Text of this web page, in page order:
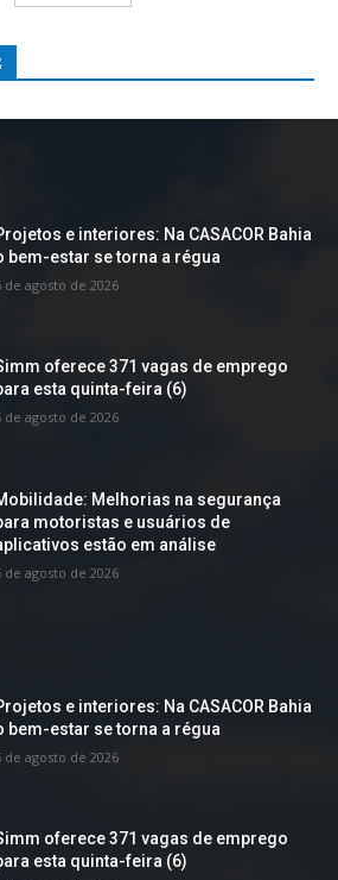
e interiores: Na CASACOR Bahia
bem-estar se torna a régua
de agosto de 2026
oferece 371 vagas de emprego
esta quinta-feira (6)
de agosto de 2026
Melhorias na segurança
motoristas e usuários de
estão em análise
de agosto de 2026
e interiores: Na CASACOR Bahia
bem-estar se torna a régua
de agosto de 2026
oferece 371 vagas de emprego
esta quinta-feira (6)